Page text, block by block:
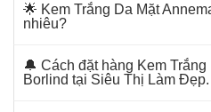
🌟 Kem Trắng Da Mặt
nhiêu?
🔔 Cách đặt hàng Kem
Borlind tại Siêu Thị Làm Đẹp.